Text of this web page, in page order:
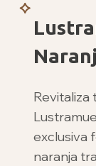
Revitaliza
exclusiva
naranja